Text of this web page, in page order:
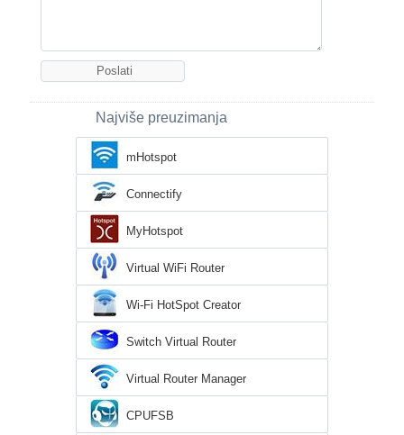
Najviše preuzimanja
mHotspot
Connectify
MyHotspot
Virtual WiFi Router
Wi-Fi HotSpot Creator
Switch Virtual Router
Virtual Router Manager
CPUFSB